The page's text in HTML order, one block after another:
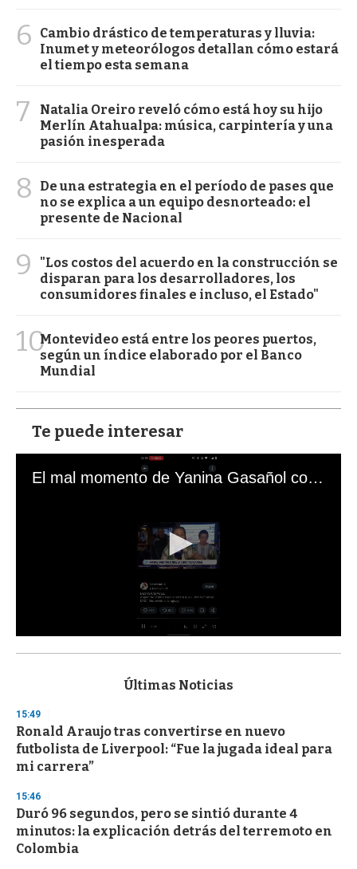
6
Cambio drástico de temperaturas y lluvia:
Inumet y meteorólogos detallan cómo estará
el tiempo esta semana
7
Natalia Oreiro reveló cómo está hoy su hijo
Merlín Atahualpa: música, carpintería y una
pasión inesperada
8
De una estrategia en el período de pases que
no se explica a un equipo desnorteado: el
presente de Nacional
9
"Los costos del acuerdo en la construcción se
disparan para los desarrolladores, los
consumidores finales e incluso, el Estado"
10Montevideo está entre los peores puertos,
según un índice elaborado por el Banco
Mundial
Te puede interesar
El mal momento de Yanina Gasañol con un hincha argentino en "Subrayado"
s
d
s
o
f
3
s
e
c
o
n
Últimas Noticias
15:49
Ronald Araujo tras convertirse en nuevo
futbolista de Liverpool: “Fue la jugada ideal para
mi carrera”
15:46
Duró 96 segundos, pero se sintió durante 4
minutos: la explicación detrás del terremoto en
Colombia